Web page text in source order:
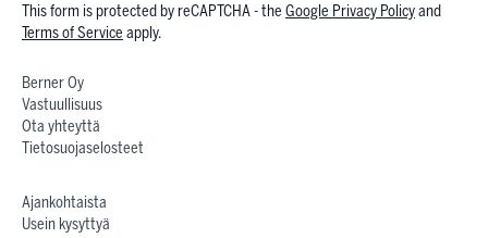
This form is protected by reCAPTCHA - the Google Privacy Policyand
Terms of Service apply.
Berner Oy
Vastuullisuus
Ota yhteyttä
Tietosuojaselosteet
Ajankohtaista
Usein kysyttyä